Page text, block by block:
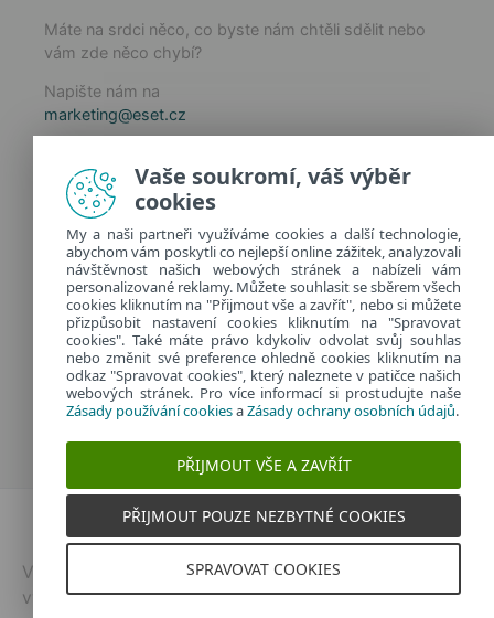
Máte na srdci něco, co byste nám chtěli sdělit nebo
vám zde něco chybí?
Napište nám na
marketing@eset.cz
Zásady ochrany osobních údajů
Spravovat cookies
Provozuje:
ESET software spol. s r.o.
Classic 7 Business Park, Jankovcova 1037/49
170 00 Praha 7, Česká republika
IČ: 26467593
Dvojklik.cz
Vytvořeno v
| © 2026 | Všechna práva
vyhrazena
Vaše soukromí, váš výběr
cookies
My a naši partneři využíváme cookies a další technologie,
abychom vám poskytli co nejlepší online zážitek, analyzovali
návštěvnost našich webových stránek a nabízeli vám
personalizované reklamy. Můžete souhlasit se sběrem všech
cookies kliknutím na "Přijmout vše a zavřít", nebo si můžete
přizpůsobit nastavení cookies kliknutím na "Spravovat
cookies". Také máte právo kdykoliv odvolat svůj souhlas
nebo změnit své preference ohledně cookies kliknutím na
odkaz "Spravovat cookies", který naleznete v patičce našich
webových stránek. Pro více informací si prostudujte naše
Zásady používání cookiesaZásady ochrany osobních údajů.
PŘIJMOUT VŠE A ZAVŘÍT
PŘIJMOUT POUZE NEZBYTNÉ COOKIES
SPRAVOVAT COOKIES